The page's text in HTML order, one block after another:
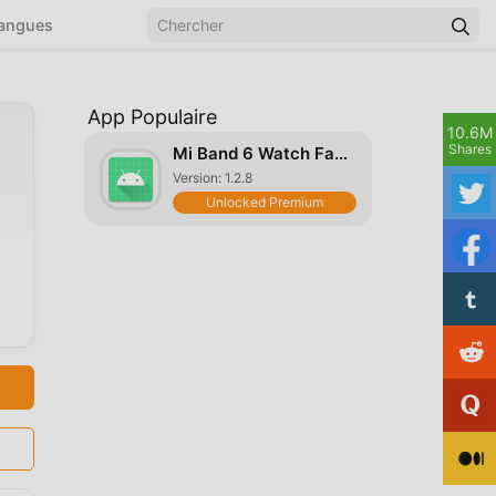
App Populaire
Mi Band 6 Watch Faces
Version: 1.2.8
Unlocked Premium
10.6M
Shares